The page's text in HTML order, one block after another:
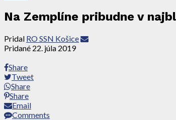
Na Zemplíne pribudne v
Pridal RO SSN Košice
Pridané 22. júla 2019
Share
Tweet
Share
Share
Email
Comments